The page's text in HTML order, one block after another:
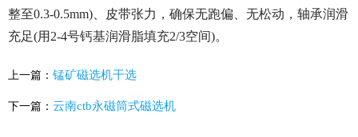
整至0.3-0.5mm)、皮带张力，确保无跑偏、无松动，轴承润滑
充足(用2-4号钙基润滑脂填充2/3空间)。
上一篇： 锰矿磁选机干选
下一篇： 云南ctb永磁筒式磁选机